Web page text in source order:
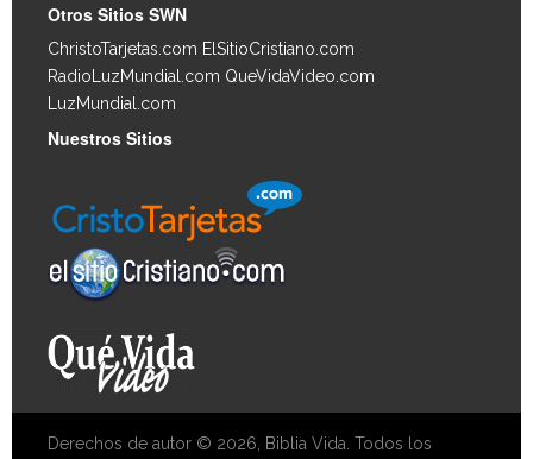
Otros Sitios SWN
ChristoTarjetas.com ElSitioCristiano.com
RadioLuzMundial.com QueVidaVideo.com
LuzMundial.com
Nuestros Sitios
Derechos de autor © 2026, Biblia Vida. Todos los